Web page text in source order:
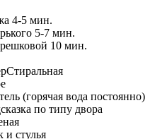
4-5 мин.
5-7 мин.
10 мин.
Стиральная
(горячая вода постоянно)
и стулья